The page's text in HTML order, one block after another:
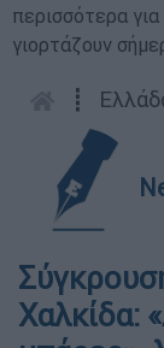
περισσότερα
γιορτάζουν
┋
Χαλκίδα: